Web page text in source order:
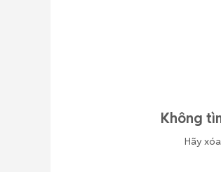
Không
Hãy